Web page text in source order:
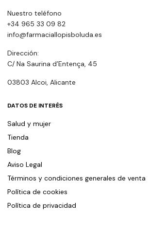
Nuestro teléfono
+34 965 33 09 82
info@farmaciallopisboluda.es
Dirección:
C/ Na Saurina d’Entença, 45
03803 Alcoi, Alicante
DATOS DE INTERÉS
Salud y mujer
Tienda
Blog
Aviso Legal
Términos y condiciones generales de venta
Política de cookies
Política de privacidad